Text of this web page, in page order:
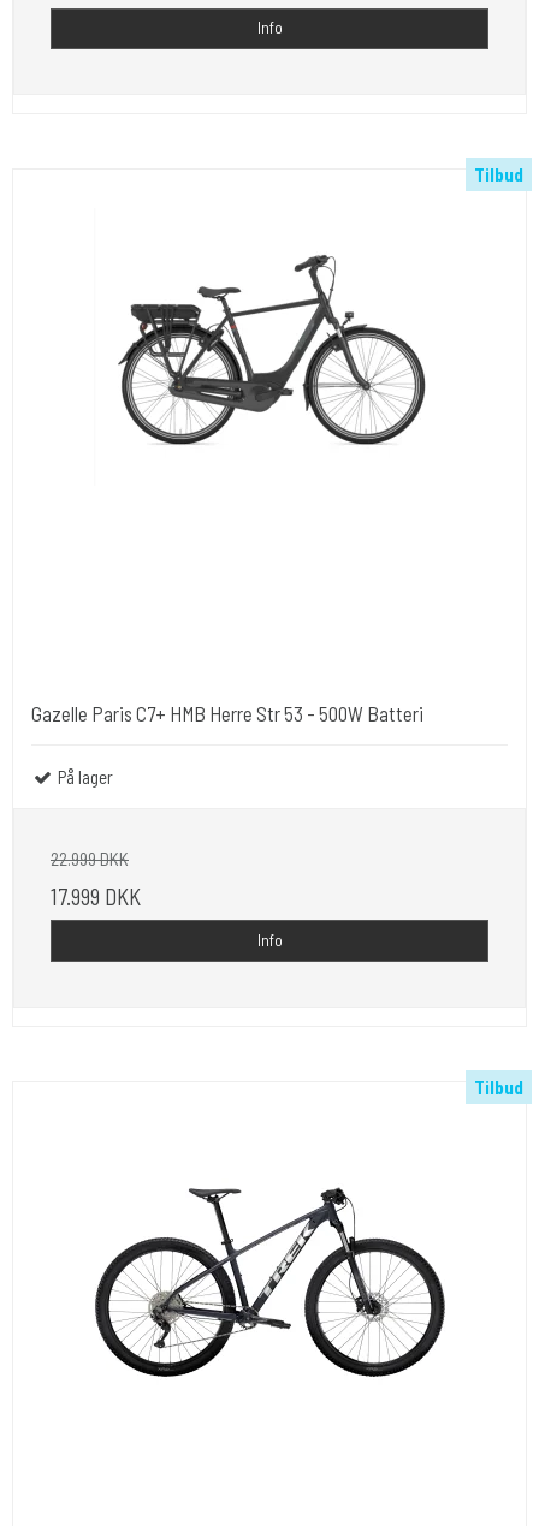
Info
Tilbud
Gazelle Paris C7+ HMB Herre Str 53 - 500W Batteri
På lager
22.999 DKK
17.999 DKK
Info
Tilbud